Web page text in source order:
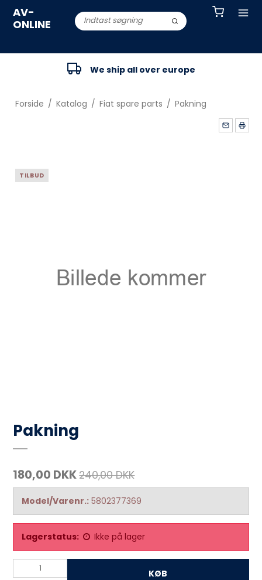
AV-
ONLINE
We ship all over europe
Forside / Katalog / Fiat spare parts / Pakning
TILBUD
Pakning
180,00 DKK240,00 DKK
Model/Varenr.: 5802377369
Lagerstatus: Ikke på lager
KØB